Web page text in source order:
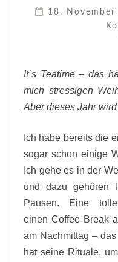
18. November
It´s Teatime – das
mich stressigen
Aber dieses Jahr
Ich habe bereits die
sogar schon einige
Ich gehe es in der
und dazu gehören
Pausen. Eine
einen Coffee Break
am Nachmittag –
hat seine Rituale,